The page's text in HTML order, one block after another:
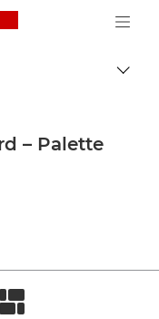
Canon Logo, back
Auf
– Palette